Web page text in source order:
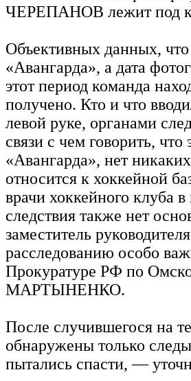
ЧЕРЕПАНОВ лежит под
Объективных данных, что
«Авангарда», а дата
этот период команда
получено. Кто и что
левой руке, органами
связи с чем говорить,
«Авангарда», нет
относится к хоккейной
врачи хоккейного клуба
следствия также нет
заместитель
расследованию особо
Прокуратуре РФ по
МАРТЫНЕНКО.
После случившегося
обнаружены только
пытались спасти, —